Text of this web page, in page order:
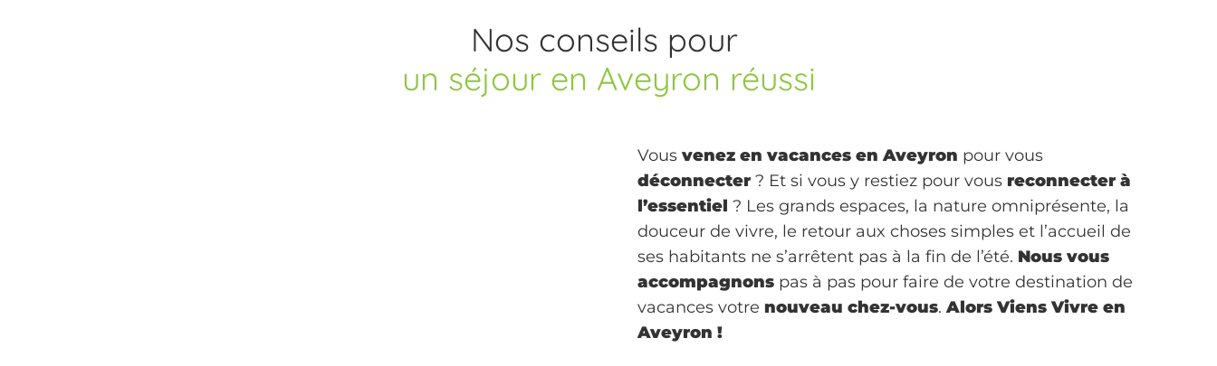
Nos conseils pour
un séjour en Aveyron réussi
Vous venez en vacances en Aveyron pour vous
déconnecter ? Et si vous y restiez pour vous reconnecter à
l’essentiel ? Les grands espaces, la nature omniprésente, la
douceur de vivre, le retour aux choses simples et l’accueil de
ses habitants ne s’arrêtent pas à la fin de l’été. Nous vous
accompagnons pas à pas pour faire de votre destination de
vacances votre nouveau chez-vous.Alors Viens Vivre en
Aveyron !